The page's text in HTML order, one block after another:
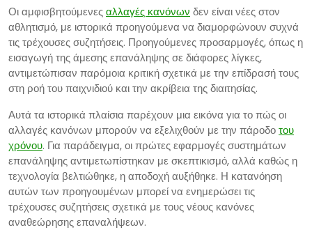
Οι αμφισβητούμενεςαλλαγές κανόνων δεν είναι νέες στον
αθλητισμό, με ιστορικά προηγούμενα να διαμορφώνουν συχνά
τις τρέχουσες συζητήσεις. Προηγούμενες προσαρμογές, όπως η
εισαγωγή της άμεσης επανάληψης σε διάφορες λίγκες,
αντιμετώπισαν παρόμοια κριτική σχετικά με την επίδρασή τους
στη ροή του παιχνιδιού και την ακρίβεια της διαιτησίας.
Αυτά τα ιστορικά πλαίσια παρέχουν μια εικόνα για το πώς οι
αλλαγές κανόνων μπορούν να εξελιχθούν με την πάροδοτου
χρόνου. Για παράδειγμα, οι πρώτες εφαρμογές συστημάτων
επανάληψης αντιμετωπίστηκαν με σκεπτικισμό, αλλά καθώς η
τεχνολογία βελτιώθηκε, η αποδοχή αυξήθηκε. Η κατανόηση
αυτών των προηγουμένων μπορεί να ενημερώσει τις
τρέχουσες συζητήσεις σχετικά με τους νέους κανόνες
αναθεώρησης επαναλήψεων.